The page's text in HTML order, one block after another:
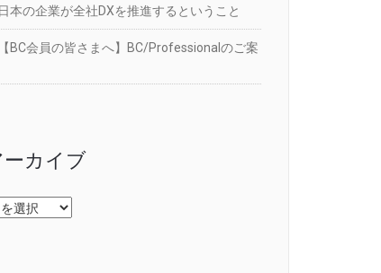
日本の企業が全社DXを推進するということ
【BC会員の皆さまへ】BC/Professionalのご案
ーカイブ